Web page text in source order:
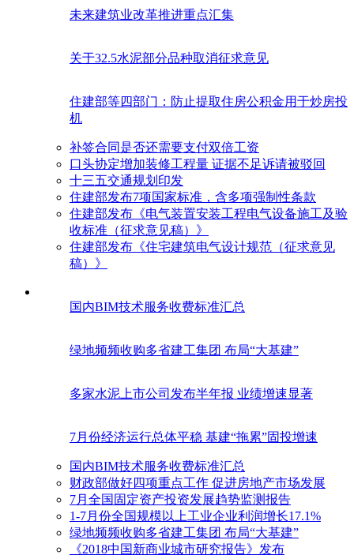
未来建筑业改革推进重点汇集
关于32.5水泥部分品种取消征求意见
住建部等四部门：防止提取住房公积金用于炒房投
机
补签合同是否还需要支付双倍工资
口头协定增加装修工程量 证据不足诉请被驳回
十三五交通规划印发
住建部发布7项国家标准，含多项强制性条款
住建部发布《电气装置安装工程电气设备施工及验
收标准（征求意见稿）》
住建部发布《住宅建筑电气设计规范（征求意见
稿）》
国内BIM技术服务收费标准汇总
绿地频频收购多省建工集团 布局“大基建”
多家水泥上市公司发布半年报 业绩增速显著
7月份经济运行总体平稳 基建“拖累”固投增速
国内BIM技术服务收费标准汇总
财政部做好四项重点工作 促进房地产市场发展
7月全国固定资产投资发展趋势监测报告
1-7月份全国规模以上工业企业利润增长17.1%
绿地频频收购多省建工集团 布局“大基建”
《2018中国新商业城市研究报告》发布